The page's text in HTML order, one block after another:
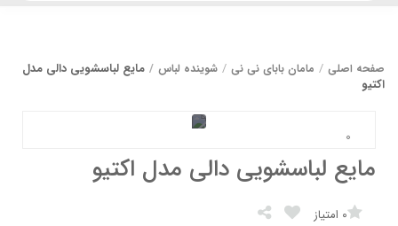
صفحه اصلی مامان بابای نی نی شوینده لباس
مایع لباسشویی دالی مدل
اکتیو
مایع لباسشویی دالی مدل اکتیو
0 امتیاز